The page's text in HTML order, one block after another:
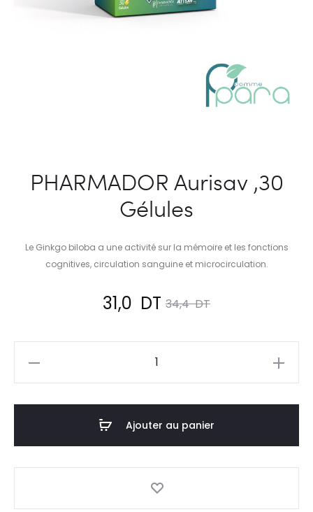
PHARMADOR Aurisav ,30
Gélules
Le Ginkgo biloba a une activité sur la mémoire et les fonctions
cognitives, circulation sanguine et microcirculation.
34,4DT
Le
prix
initial
était :
34,4
DT.
31,0 DT
prix
est :
31,0
DT.
Ajouter au panier